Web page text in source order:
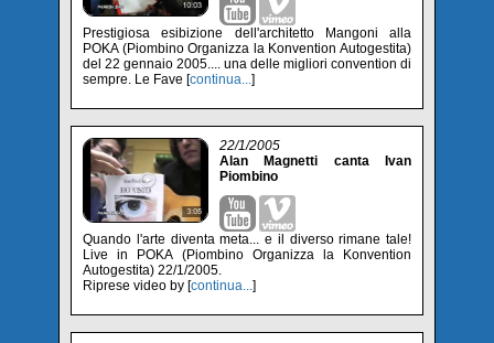
Prestigiosa esibizione dell'architetto Mangoni alla
POKA (Piombino Organizza la Konvention Autogestita)
del 22 gennaio 2005.... una delle migliori convention di
sempre. Le Fave [continua...]
22/1/2005
Alan Magnetti canta Ivan
Piombino
Quando l'arte diventa meta... e il diverso rimane tale!
Live in POKA (Piombino Organizza la Konvention
Autogestita) 22/1/2005.
Riprese video by [continua...]